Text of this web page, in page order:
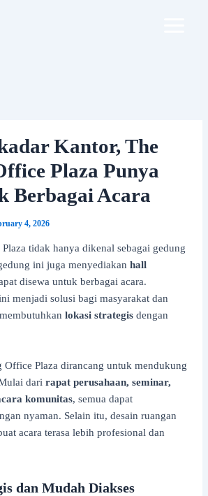
Kantor, The
Plaza Punya
Berbagai Acara
4, 2026
tidak hanya dikenal sebagai gedung
ini juga menyediakan hall
disewa untuk berbagai acara.
menjadi solusi bagi masyarakat dan
lokasi strategisdengan
Office Plaza dirancang untuk mendukung
dari rapat perusahaan, seminar,
komunitas, semua dapat
nyaman. Selain itu, desain ruangan
acara terasa lebih profesional dan
dan Mudah Diakses